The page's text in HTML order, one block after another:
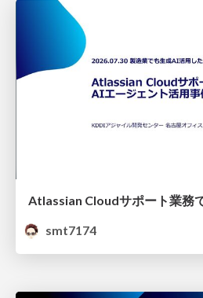
smt7174